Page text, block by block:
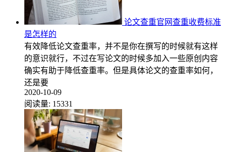
论文查重官网查重收费标准
是怎样的
有效降低论文查重率，并不是你在撰写的时候就有这样
的意识就行，不过在写论文的时候多加入一些原创内容
确实有助于降低查重率。但是具体论文的查重率如何，
还是要
2020-10-09
阅读量: 15331